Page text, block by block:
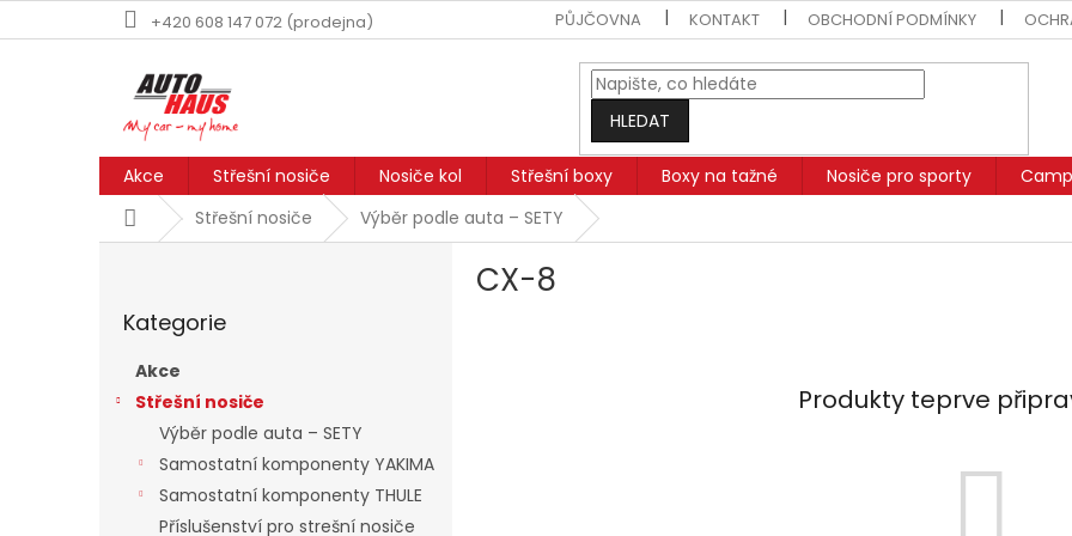
na
+420 608 147 072 (prodejna) PŮJČOVNA KONTAKT OBCHODNÍ PODMÍNKY
HLEDAT
Akce Střešní nosiče Nosiče kol Střešní boxy Boxy na tažné Nosiče pro sporty
DomůStřešní nosiče Výběr podle auta – SETY
kategorie
Kategorie
Akce
Střešní nosiče
Výběr podle auta – SETY
Samostatní komponenty YAKIMA
Samostatní komponenty THULE
Příslušenství pro strešní nosiče
CX-8
Produkty teprve